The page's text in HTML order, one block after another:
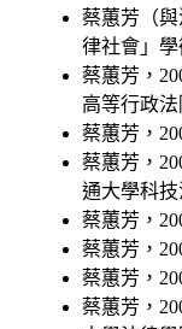
蔡蕙芳（
律社會」
蔡蕙芳，
高等行政法
蔡蕙芳，
蔡蕙芳，
通大學科
蔡蕙芳，
蔡蕙芳，
蔡蕙芳，
蔡蕙芳，